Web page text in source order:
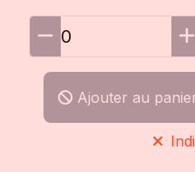
0
Ajouter au